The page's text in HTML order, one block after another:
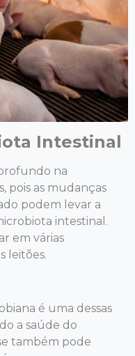
Intestinal
na
pois as mudanças
podem levar a
intestinal.
em várias
leitões.
é uma dessas
a saúde do
também pode